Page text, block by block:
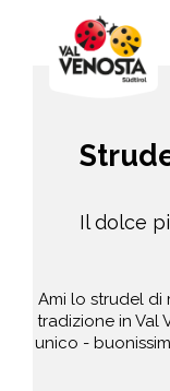
Il dolce
Ami lo strudel di
tradizione in Val
unico -